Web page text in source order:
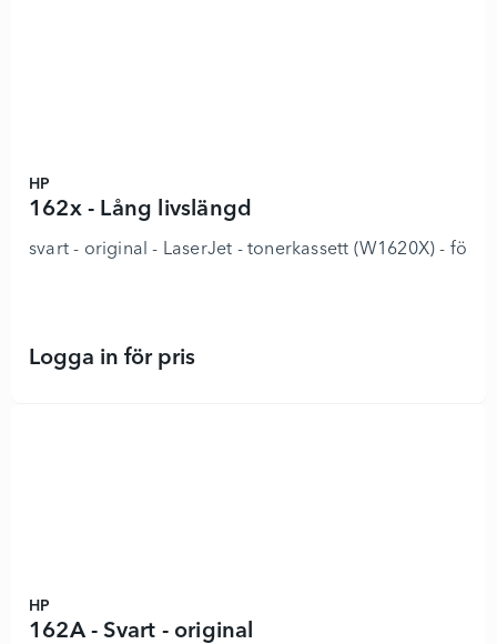
HP
162x - Lång livslängd
svart - original - LaserJet - tonerkassett (W1620X) - för
Logga in för pris162x - Lång livslängd - 8917413 -
HP
162A - Svart - original